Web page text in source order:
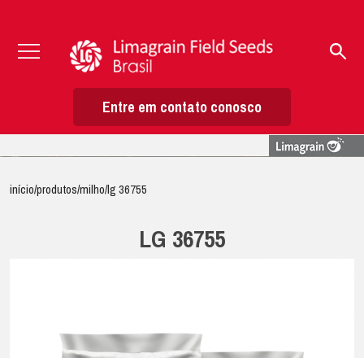
Entre em contato conosco
início/produtos/milho/lg 36755
LG 36755